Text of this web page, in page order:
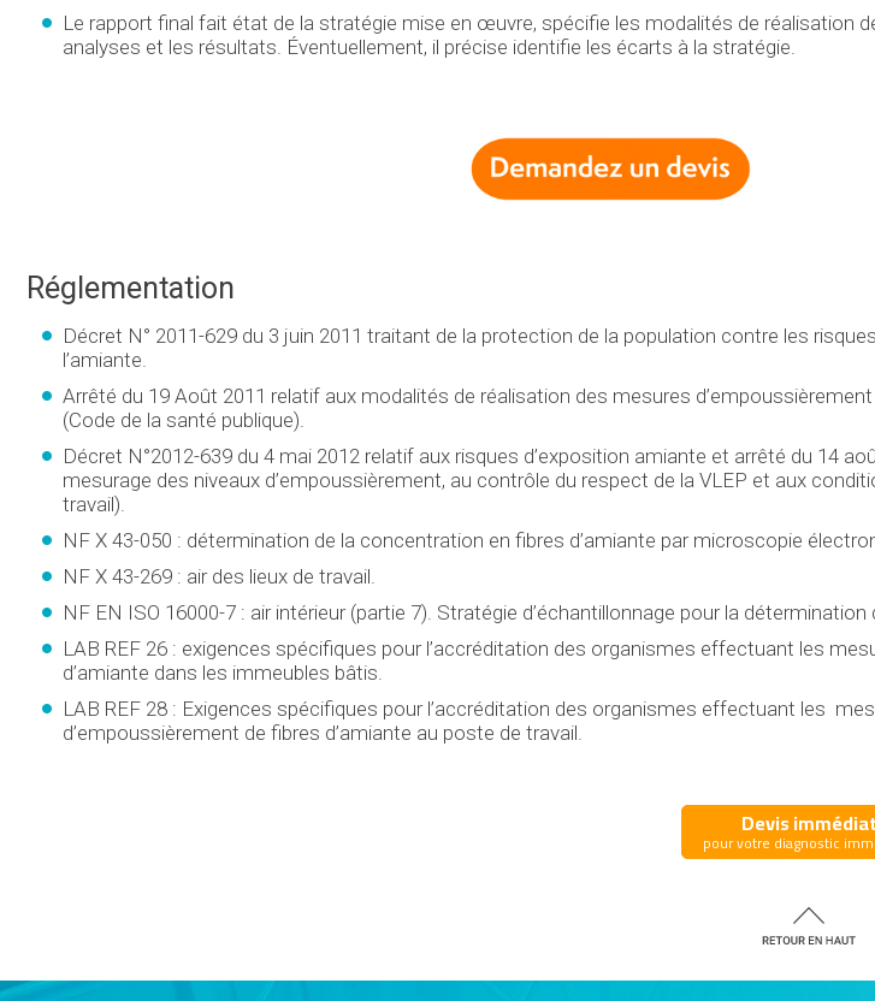
Le rapport final fait état de la stratégie mise en œuvre, spécifie les modalités de réalisation
analyses et les résultats. Éventuellement, il précise identifie les écarts à la stratégie.
Réglementation
Décret N° 2011-629 du 3 juin 2011 traitant de la protection de la population contre les
l’amiante.
Arrêté du 19 Août 2011 relatif aux modalités de réalisation des mesures
(Code de la santé publique).
Décret N°2012-639 du 4 mai 2012 relatif aux risques d’exposition amiante et arrêté du 14
mesurage des niveaux d’empoussièrement, au contrôle du respect de la VLEP et aux
travail).
NF X 43-050 : détermination de la concentration en fibres d’amiante par microscopie
NF X 43-269 : air des lieux de travail.
NF EN ISO 16000-7 : air intérieur (partie 7). Stratégie d’échantillonnage pour la
LAB REF 26 : exigences spécifiques pour l’accréditation des organismes effectuant les
d’amiante dans les immeubles bâtis.
LAB REF 28 : Exigences spécifiques pour l’accréditation des organismes effectuant les
d’empoussièrement de fibres d’amiante au poste de travail.
Devis immédiat
pour votre diagnostic